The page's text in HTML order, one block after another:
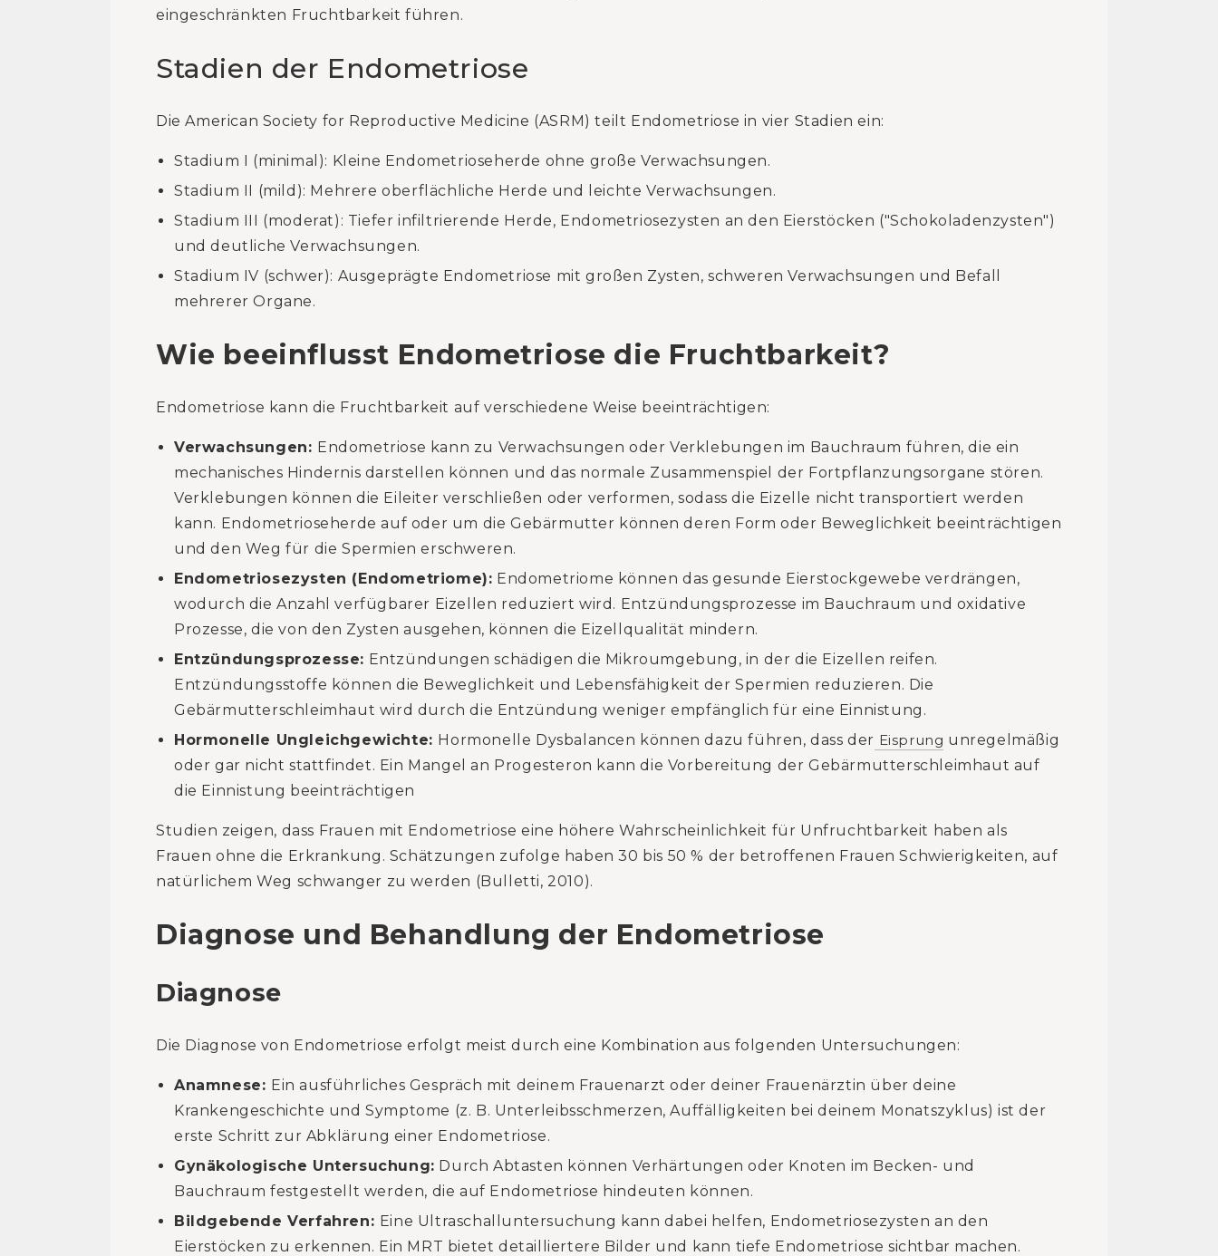
eingeschränkten Fruchtbarkeit führen.
Stadien der Endometriose
Die American Society for Reproductive Medicine (ASRM) teilt Endometriose in vier Stadien ein:
Stadium I (minimal): Kleine Endometrioseherde ohne große Verwachsungen.
Stadium II (mild): Mehrere oberflächliche Herde und leichte Verwachsungen.
Stadium III (moderat): Tiefer infiltrierende Herde, Endometriosezysten an den Eierstöcken ("Schokoladenzysten")
und deutliche Verwachsungen.
Stadium IV (schwer): Ausgeprägte Endometriose mit großen Zysten, schweren Verwachsungen und Befall
mehrerer Organe.
Wie beeinflusst Endometriose die Fruchtbarkeit?
Endometriose kann die Fruchtbarkeit auf verschiedene Weise beeinträchtigen:
Verwachsungen: Endometriose kann zu Verwachsungen oder Verklebungen im Bauchraum führen, die ein
mechanisches Hindernis darstellen können und das normale Zusammenspiel der Fortpflanzungsorgane stören.
Verklebungen können die Eileiter verschließen oder verformen, sodass die Eizelle nicht transportiert werden
kann. Endometrioseherde auf oder um die Gebärmutter können deren Form oder Beweglichkeit beeinträchtigen
und den Weg für die Spermien erschweren.
Endometriosezysten (Endometriome): Endometriome können das gesunde Eierstockgewebe verdrängen,
wodurch die Anzahl verfügbarer Eizellen reduziert wird. Entzündungsprozesse im Bauchraum und oxidative
Prozesse, die von den Zysten ausgehen, können die Eizellqualität mindern.
Entzündungsprozesse: Entzündungen schädigen die Mikroumgebung, in der die Eizellen reifen.
Entzündungsstoffe können die Beweglichkeit und Lebensfähigkeit der Spermien reduzieren. Die
Gebärmutterschleimhaut wird durch die Entzündung weniger empfänglich für eine Einnistung.
Hormonelle Ungleichgewichte: Hormonelle Dysbalancen können dazu führen, dass der Eisprung unregelmäßig
oder gar nicht stattfindet. Ein Mangel an Progesteron kann die Vorbereitung der Gebärmutterschleimhaut auf
die Einnistung beeinträchtigen
Studien zeigen, dass Frauen mit Endometriose eine höhere Wahrscheinlichkeit für Unfruchtbarkeit haben als
Frauen ohne die Erkrankung. Schätzungen zufolge haben 30 bis 50 % der betroffenen Frauen Schwierigkeiten, auf
natürlichem Weg schwanger zu werden (Bulletti, 2010).
Diagnose und Behandlung der Endometriose
Diagnose
Die Diagnose von Endometriose erfolgt meist durch eine Kombination aus folgenden Untersuchungen:
Anamnese: Ein ausführliches Gespräch mit deinem Frauenarzt oder deiner Frauenärztin über deine
Krankengeschichte und Symptome (z. B. Unterleibsschmerzen, Auffälligkeiten bei deinem Monatszyklus) ist der
erste Schritt zur Abklärung einer Endometriose.
Gynäkologische Untersuchung: Durch Abtasten können Verhärtungen oder Knoten im Becken- und
Bauchraum festgestellt werden, die auf Endometriose hindeuten können.
Bildgebende Verfahren: Eine Ultraschalluntersuchung kann dabei helfen, Endometriosezysten an den
Eierstöcken zu erkennen. Ein MRT bietet detailliertere Bilder und kann tiefe Endometriose sichtbar machen.